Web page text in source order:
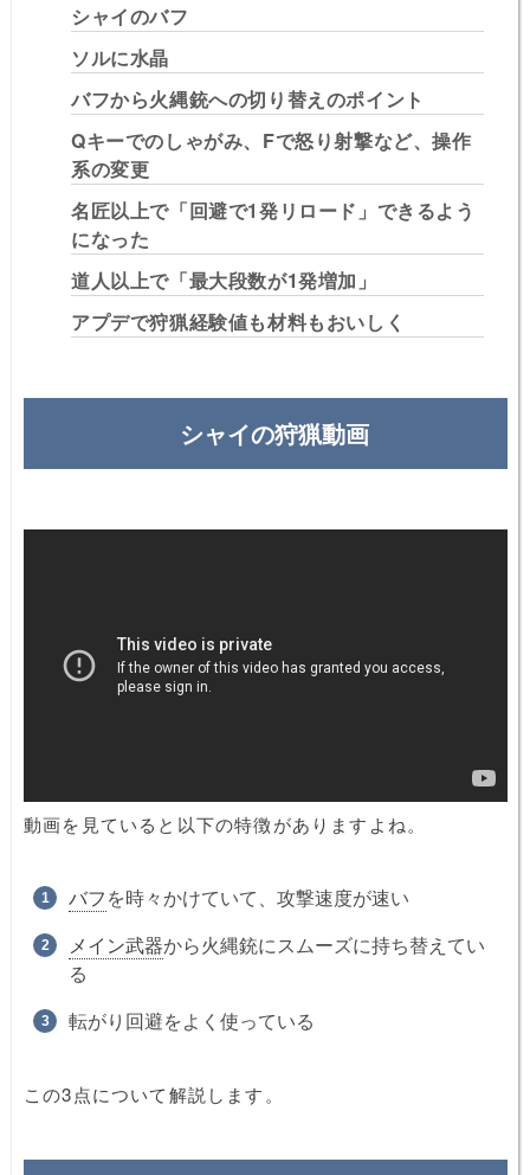
シャイのバフ
ソルに水晶
バフから火縄銃への切り替えのポイント
Qキーでのしゃがみ、Fで怒り射撃など、操作
系の変更
名匠以上で「回避で1発リロード」できるよう
になった
道人以上で「最大段数が1発増加」
アプデで狩猟経験値も材料もおいしく
シャイの狩猟動画
動画を見ていると以下の特徴がありますよね。
バフを時々かけていて、攻撃速度が速い
メイン武器から火縄銃にスムーズに持ち替えてい
る
転がり回避をよく使っている
この3点について解説します。